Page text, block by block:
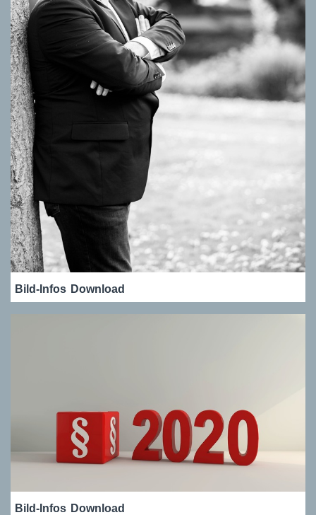
Bild-Infos Download
Bild-Infos Download